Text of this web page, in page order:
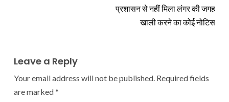
प्रशासन से नहीं मिला लंगर की जगह
खाली करने का कोई नोटिस
Leave a Reply
Your email address will not be published. Required fields
are marked*